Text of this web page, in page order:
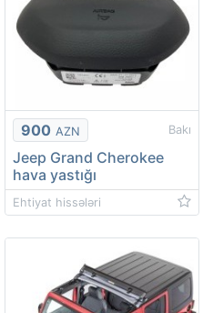
900 AZN Bakı
Jeep Grand Cherokee
hava yastığı
Ehtiyat hissələri